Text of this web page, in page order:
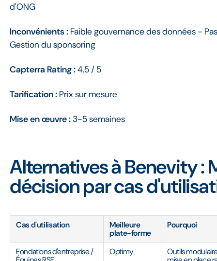
d'ONG
Inconvénients : Faible gouvernance des données -
Gestion du sponsoring
Capterra Rating :4.5 / 5
Tarification : Prix sur mesure
Mise en œuvre :3-5 semaines
Alternatives à Benevity :
décision par cas
Cas d'utilisation
Meilleure
plate-forme
Pourquoi
Fondations d'entreprise /
Optimy
Outils